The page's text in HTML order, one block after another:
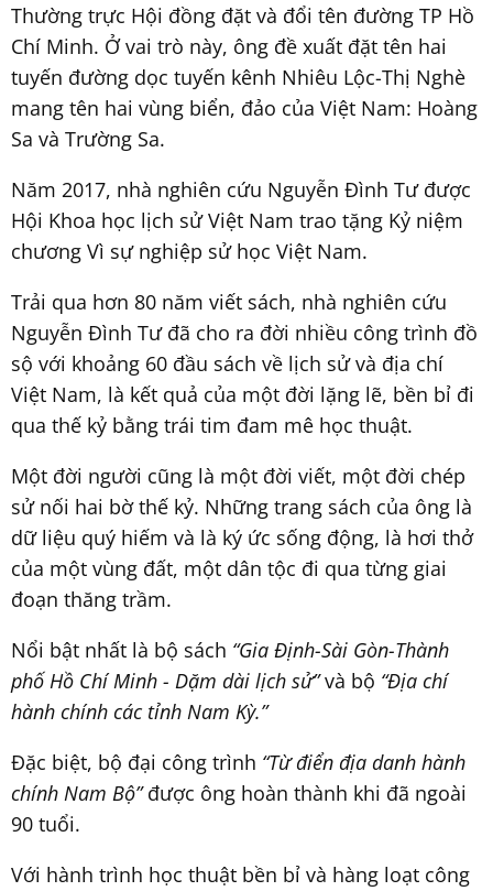
Thường trực Hội đồng đặt và đổi tên đường TP Hồ
Chí Minh. Ở vai trò này, ông đề xuất đặt tên hai
tuyến đường dọc tuyến kênh Nhiêu Lộc-Thị Nghè
mang tên hai vùng biển, đảo của Việt Nam: Hoàng
Sa và Trường Sa.
Năm 2017, nhà nghiên cứu Nguyễn Đình Tư được
Hội Khoa học lịch sử Việt Nam trao tặng Kỷ niệm
chương Vì sự nghiệp sử học Việt Nam.
Trải qua hơn 80 năm viết sách, nhà nghiên cứu
Nguyễn Đình Tư đã cho ra đời nhiều công trình đồ
sộ với khoảng 60 đầu sách về lịch sử và địa chí
Việt Nam, là kết quả của một đời lặng lẽ, bền bỉ đi
qua thế kỷ bằng trái tim đam mê học thuật.
Một đời người cũng là một đời viết, một đời chép
sử nối hai bờ thế kỷ. Những trang sách của ông là
dữ liệu quý hiếm và là ký ức sống động, là hơi thở
của một vùng đất, một dân tộc đi qua từng giai
đoạn thăng trầm.
Nổi bật nhất là bộ sách “Gia Định-Sài Gòn-Thành
phố Hồ Chí Minh - Dặm dài lịch sử”và bộ “Địa chí
hành chính các tỉnh Nam Kỳ.”
Đặc biệt, bộ đại công trình “Từ điển địa danh hành
chính Nam Bộ”được ông hoàn thành khi đã ngoài
90 tuổi.
Với hành trình học thuật bền bỉ và hàng loạt công